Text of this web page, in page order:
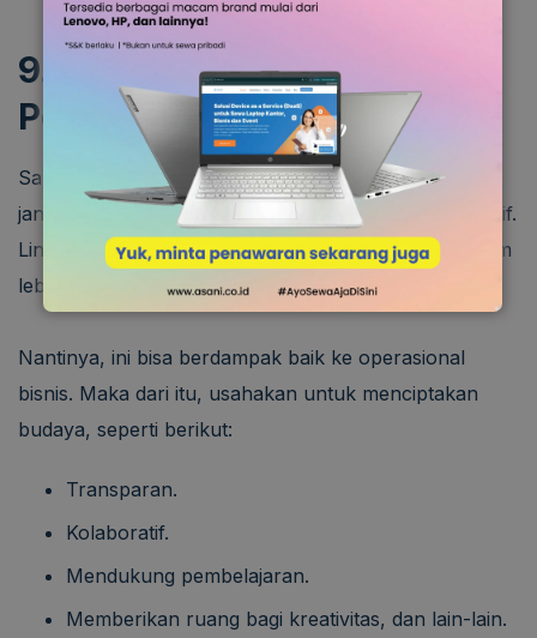
9. Membuat Budaya yang
Positif
Salah satu faktor penentu kesuksesanstartupdalam
jangka panjang, yakni budaya perusahaan yang positif.
Lingkungan kerja yang mendukung akan membuat tim
lebih termotivasi dan bertahan lama.
Nantinya, ini bisa berdampak baik ke operasional
bisnis. Maka dari itu, usahakan untuk menciptakan
budaya, seperti berikut:
Transparan.
Kolaboratif.
Mendukung pembelajaran.
Memberikan ruang bagi kreativitas, dan lain-lain.